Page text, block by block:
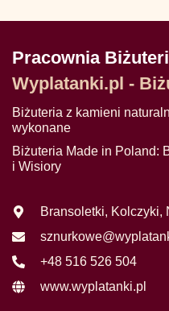
Pracownia
Wyplatanki.pl -
Biżuteria z kamieni
wykonane
Biżuteria Made in Poland:
i Wisiory
Bransoletki, Kolczyki,
+48 516 526 504
www.wyplatanki.pl